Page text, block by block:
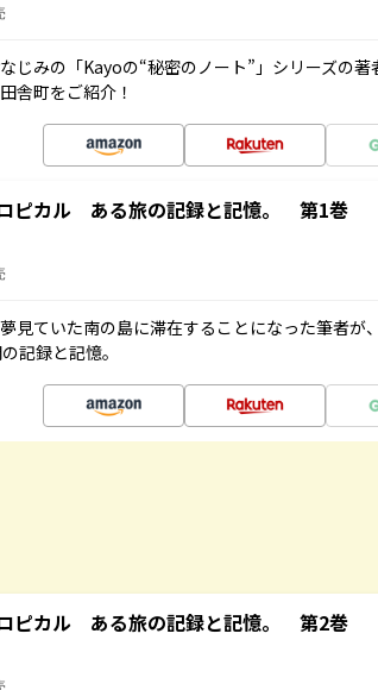
じみの「Kayoの“秘密のノート”」シリーズの
舎町をご紹介！
ピカル ある旅の記録と記憶。 第1巻
見ていた南の島に滞在することになった筆者が
記録と記憶。
ピカル ある旅の記録と記憶。 第2巻